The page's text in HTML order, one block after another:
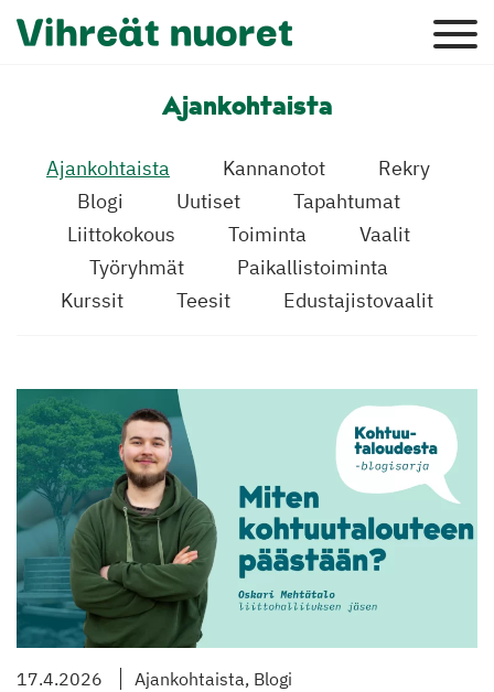
Ajankohtaista
Ajankohtaista Kannanotot
Rekry
Blogi
Uutiset
Tapahtumat
Liittokokous
Toiminta
Vaalit
Työryhmät
Paikallistoiminta
Kurssit
Teesit Edustajistovaalit
17.4.2026 Ajankohtaista, Blogi